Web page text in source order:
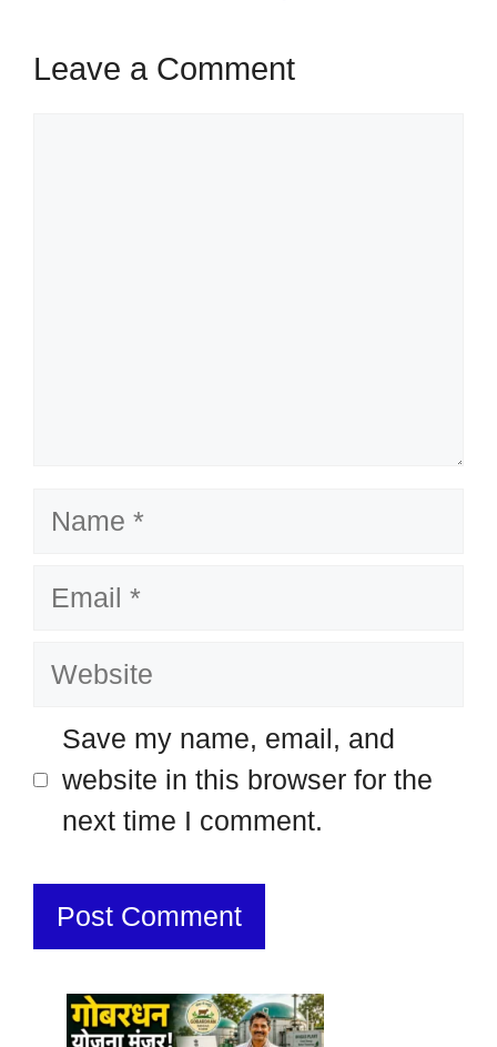
Leave a Comment
Name
Email
Website
Save my name, email, and
website in this browser for the
next time I comment.